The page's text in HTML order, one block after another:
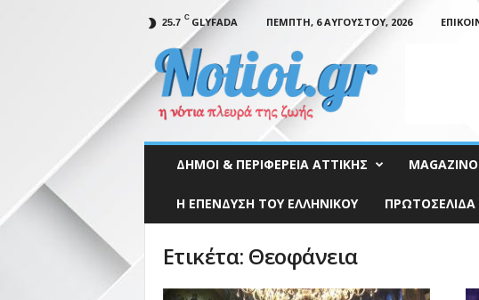
25.7 C GLYFADA ΠΈΜΠΤΗ, 6 ΑΥΓΟΎΣΤΟΥ, 2026
t
ΔΉΜΟΙ & ΠΕΡΙΦΈΡΕΙΑ ΑΤΤΙΚΉΣ MAGAZINO
Η ΕΠΕΝΔΥΣΗ ΤΟΥ ΕΛΛΗΝΙΚΟΥ ΠΡΩΤΟΣΈΛΙΔΑ
Ετικέτα: Θεοφάνεια